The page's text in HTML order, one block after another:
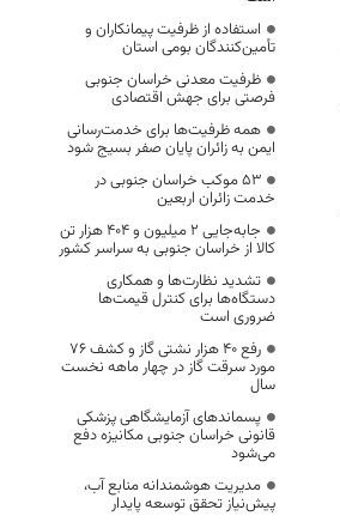
استفاده از ظرفیت پیمانکاران و
تأمین‌کنندگان بومی استان
ظرفیت معدنی خراسان جنوبی
فرصتی برای جهش اقتصادی
همه ظرفیت‌ها برای خدمت‌رسانی
ایمن به زائران پایان صفر بسیج شود
53 موکب خراسان جنوبی در
خدمت زائران اربعین
جابه‌جایی 2 میلیون و 404 هزار تن
کالا از خراسان جنوبی به سراسر کشور
تشدید نظارت‌ها و همکاری
دستگاه‌ها برای کنترل قیمت‌ها
ضروری است
رفع 40 هزار نشتی گاز و کشف 76
مورد سرقت گاز در چهار ماهه نخست
سال
پسماندهای آزمایشگاهی پزشکی
قانونی خراسان جنوبی مکانیزه دفع
می‌شود
مدیریت هوشمندانه منابع آب،
پیش‌نیاز تحقق توسعه پایدار